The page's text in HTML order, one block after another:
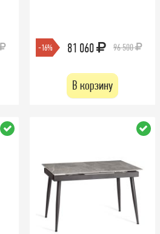
-16% 81 060 96 500
В корзину